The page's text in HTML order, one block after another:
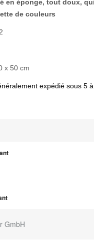
en éponge, tout doux,
de couleurs
x 50 cm
expédié sous 5
GmbH